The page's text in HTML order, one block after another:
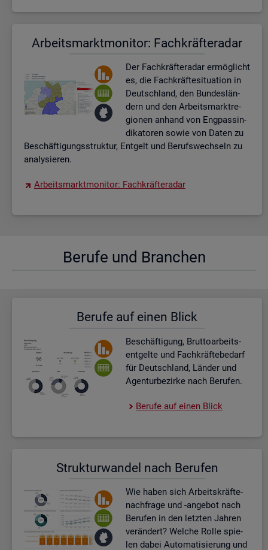
Ar­beits­markt­mo­ni­tor: Fach­kräf­te­ra­dar
Der Fach­kräf­te­ra­dar er­mög­licht
es, die Fach­kräf­te­si­tua­ti­on in
Deutsch­land, den Bun­des­län­
dern und den Ar­beits­markt­re­
gio­nen an­hand von Eng­pas­sin­
di­ka­to­ren sowie von Daten zu
Be­schäf­ti­gungs­struk­tur, Ent­gelt und Be­rufs­wech­seln zu
ana­ly­sie­ren.
Ar­beits­markt­mo­ni­tor: Fach­kräf­te­ra­dar
Be­ru­fe und Bran­chen
Be­ru­fe auf einen Blick
Be­schäf­ti­gung, Brut­to­ar­beits­
ent­gel­te und Fach­kräf­te­be­darf
für Deutsch­land, Län­der und
Agen­tur­be­zir­ke nach Be­ru­fen.
Be­ru­fe auf einen Blick
Struk­tur­wan­del nach Be­ru­fen
Wie haben sich Ar­beits­kräf­te­
nach­fra­ge und -an­ge­bot nach
Be­ru­fen in den letz­ten Jah­ren
ver­än­dert? Wel­che Rolle spie­
len dabei Au­to­ma­ti­sie­rung und